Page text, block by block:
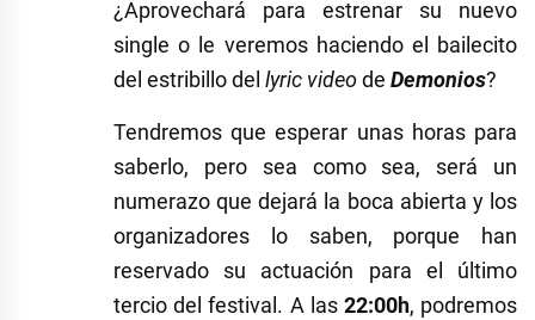
¿Aprovechará para estrenar su nuevo
single o le veremos haciendo el bailecito
del estribillo del lyric videode Demonios?
Tendremos que esperar unas horas para
saberlo, pero sea como sea, será un
numerazo que dejará la boca abierta y los
organizadores lo saben, porque han
reservado su actuación para el último
tercio del festival. A las 22:00h, podremos